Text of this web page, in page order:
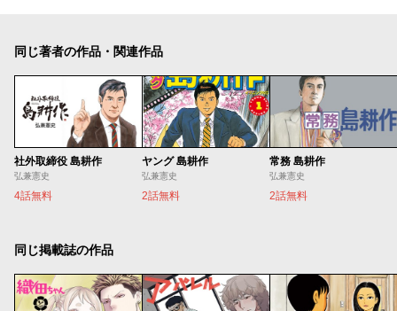
同じ著者の作品・関連作品
社外取締役 島耕作
弘兼憲史
4話無料
ヤング 島耕作
弘兼憲史
2話無料
常務 島耕作
弘兼憲史
2話無料
同じ掲載誌の作品